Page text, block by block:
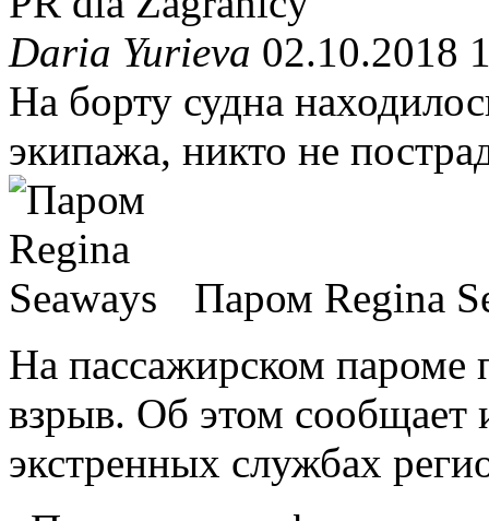
Daria Yurieva 02.10.2018
На борту судна
экипажа, никто не
Паром Regina
На пассажирском пароме
взрыв. Об этом
экстренных службах